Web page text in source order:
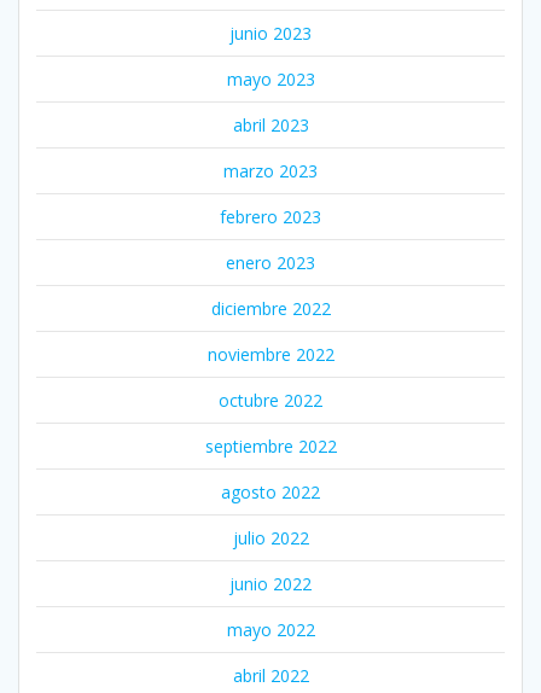
junio 2023
mayo 2023
abril 2023
marzo 2023
febrero 2023
enero 2023
diciembre 2022
noviembre 2022
octubre 2022
septiembre 2022
agosto 2022
julio 2022
junio 2022
mayo 2022
abril 2022